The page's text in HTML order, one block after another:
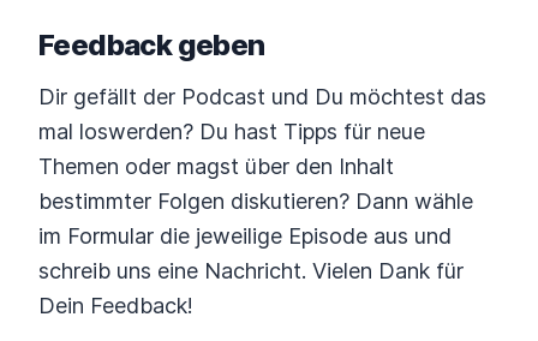
Feedback geben
Dir gefällt der Podcast und Du möchtest das
mal loswerden? Du hast Tipps für neue
Themen oder magst über den Inhalt
bestimmter Folgen diskutieren? Dann wähle
im Formular die jeweilige Episode aus und
schreib uns eine Nachricht. Vielen Dank für
Dein Feedback!